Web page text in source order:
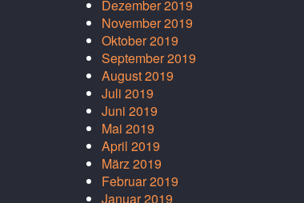
Dezember 2019
November 2019
Oktober 2019
September 2019
August 2019
Juli 2019
Juni 2019
Mai 2019
April 2019
März 2019
Februar 2019
Januar 2019